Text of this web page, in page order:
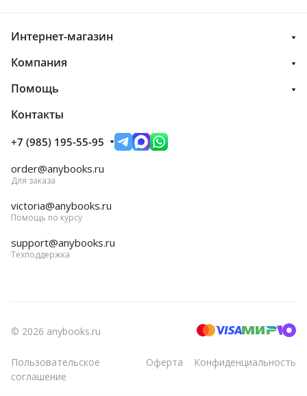
Интернет-магазин
Компания
Помощь
Контакты
+7 (985) 195-55-95
order@anybooks.ru
Для заказа
victoria@anybooks.ru
Помощь по курсу
support@anybooks.ru
Техподдержка
© 2026 anybooks.ru
Пользовательское
соглашение
Оферта Конфиденциальность